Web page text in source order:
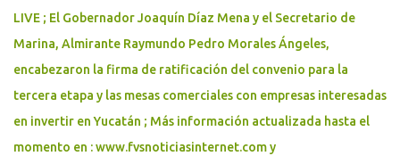
LIVE ; El Gobernador Joaquín Díaz Mena y el Secretario de
Marina, Almirante Raymundo Pedro Morales Ángeles,
encabezaron la firma de ratificación del convenio para la
tercera etapa y las mesas comerciales con empresas interesadas
en invertir en Yucatán ; Más información actualizada hasta el
momento en : www.fvsnoticiasinternet.com y